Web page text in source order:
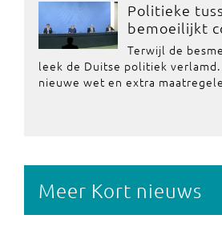
Politieke
bemoeilijkt
Terwijl de
leek de Duitse politiek verlamd.
nieuwe wet en extra
Meer Kort nieuws